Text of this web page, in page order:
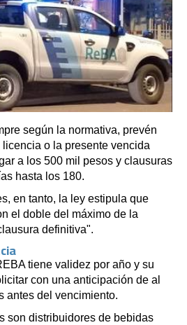
según la normativa, prevén
o la presente vencida
a los 500 mil pesos y clausuras
hasta los 180.
en tanto, la ley estipula que
el doble del máximo de la
definitiva".
tiene validez por año y su
con una anticipación de al
antes del vencimiento.
son distribuidores de bebidas